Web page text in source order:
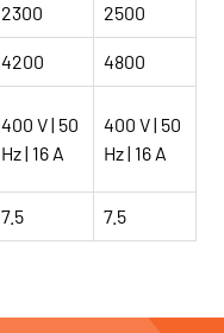
2300
2500
4200 4800
400 V | 50
Hz | 16 A
400 V | 50
Hz | 16 A
7.5 7.5